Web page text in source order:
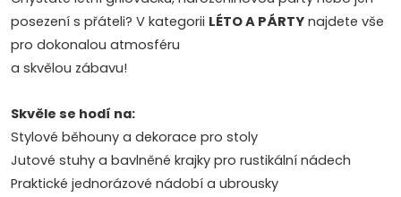
posezení s přáteli? V kategorii LÉTO A PÁRTY najdete vše
pro dokonalou atmosféru
a skvělou zábavu!
Skvěle se hodí na:
Stylové běhouny a dekorace pro stoly
Jutové stuhy a bavlněné krajky pro rustikální nádech
Praktické jednorázové nádobí a ubrousky